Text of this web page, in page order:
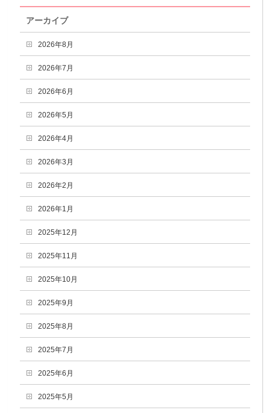
アーカイブ
2026年8月
2026年7月
2026年6月
2026年5月
2026年4月
2026年3月
2026年2月
2026年1月
2025年12月
2025年11月
2025年10月
2025年9月
2025年8月
2025年7月
2025年6月
2025年5月